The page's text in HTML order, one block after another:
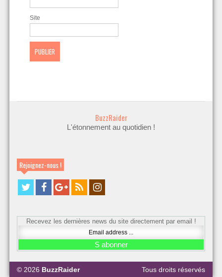
Site
BuzzRaider
L'étonnement au quotidien !
Rejoignez-nous !
Recevez les dernières news du site directement par email !
© 2026 BuzzRaider Tous droits réservés